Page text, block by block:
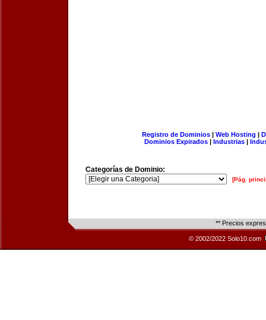
Registro de Dominios| Web Hosting |
Dominios Expirados | Industrias |
Categorías de Dominio:
[Pág.
** Precios
© 2002/2022 Solo10.com